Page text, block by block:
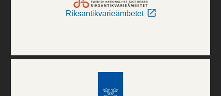
Riksantikvarieämbetet